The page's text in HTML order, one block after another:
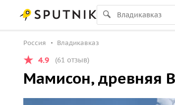
Россия Владикавказ
4.9 (61 отзыв)
Мамисон, древняя